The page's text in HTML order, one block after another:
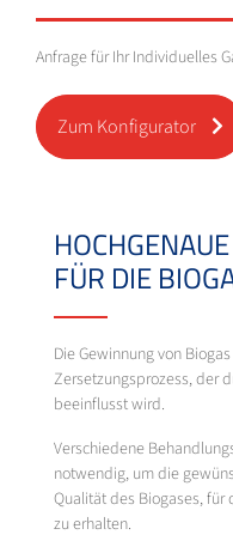
FÜR DIE
Die Gewinnung von
Zersetzungsprozess, der
beeinflusst wird.
Verschiedene
notwendig, um die
Qualität des Biogases,
zu erhalten.
Anfrage für Ihr Individuelles
Zum Konfigurator